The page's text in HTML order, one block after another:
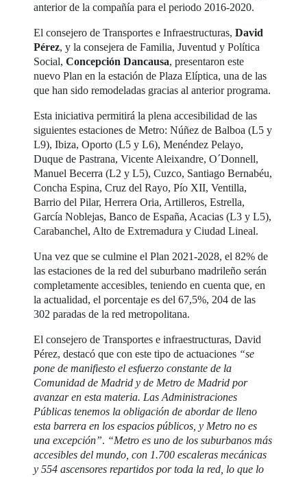
anterior de la compañía para el periodo 2016-2020.
El consejero de Transportes e Infraestructuras,David
Pérez, y la consejera de Familia, Juventud y Política
Social,Concepción Dancausa, presentaron este
nuevo Plan en la estación de Plaza Elíptica, una de las
que han sido remodeladas gracias al anterior programa.
Esta iniciativa permitirá la plena accesibilidad de las
siguientes estaciones de Metro: Núñez de Balboa (L5 y
L9), Ibiza, Oporto (L5 y L6), Menéndez Pelayo,
Duque de Pastrana, Vicente Aleixandre, O´Donnell,
Manuel Becerra (L2 y L5), Cuzco, Santiago Bernabéu,
Concha Espina, Cruz del Rayo, Pío XII, Ventilla,
Barrio del Pilar, Herrera Oria, Artilleros, Estrella,
García Noblejas, Banco de España, Acacias (L3 y L5),
Carabanchel, Alto de Extremadura y Ciudad Lineal.
Una vez que se culmine el Plan 2021-2028, el 82% de
las estaciones de la red del suburbano madrileño serán
completamente accesibles, teniendo en cuenta que, en
la actualidad, el porcentaje es del 67,5%, 204 de las
302 paradas de la red metropolitana.
El consejero de Transportes e infraestructuras, David
Pérez, destacó que con este tipo de actuaciones “se
pone de manifiesto el esfuerzo constante de la
Comunidad de Madrid y de Metro de Madrid por
avanzar en esta materia. Las Administraciones
Públicas tenemos la obligación de abordar de lleno
esta barrera en los espacios públicos, y Metro no es
una excepción”. “Metro es uno de los suburbanos más
accesibles del mundo, con 1.700 escaleras mecánicas
y 554 ascensores repartidos por toda la red, lo que lo